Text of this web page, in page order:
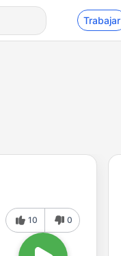
Trabajar
10 0